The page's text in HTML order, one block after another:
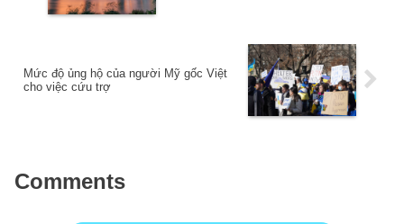
Mức độ ủng hộ của người Mỹ gốc Việt
cho việc cứu trợ
Comments